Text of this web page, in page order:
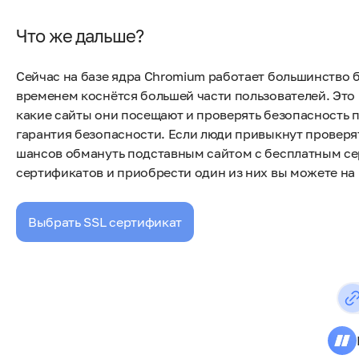
Что же дальше?
Сейчас на базе ядра Chromium работает
временем коснётся большей части пользователей.
какие сайты они посещают и проверять безопасность
гарантия безопасности. Если люди привыкнут
шансов обмануть подставным сайтом с бесплатным
сертификатов и приобрести один из них вы можете
Выбрать SSL сертификат